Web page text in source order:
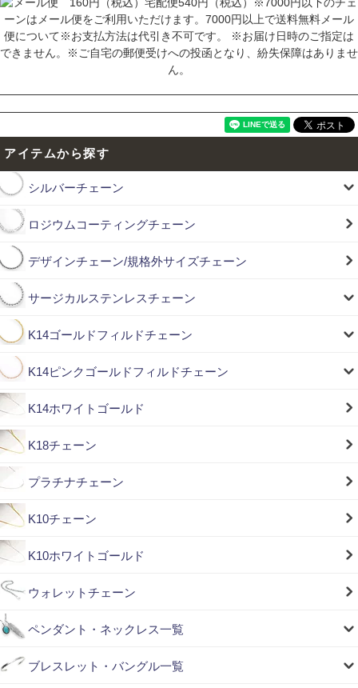
アイテムから探す
シルバーチェーン
ロジウムコーティングチェーン
デザインチェーン/規格外サイズチェーン
サージカルステンレスチェーン
K14ゴールドフィルドチェーン
K14ピンクゴールドフィルドチェーン
K14ホワイトゴールド
K18チェーン
プラチナチェーン
K10チェーン
K10ホワイトゴールド
ウォレットチェーン
ペンダント・ネックレス一覧
ブレスレット・バングル一覧